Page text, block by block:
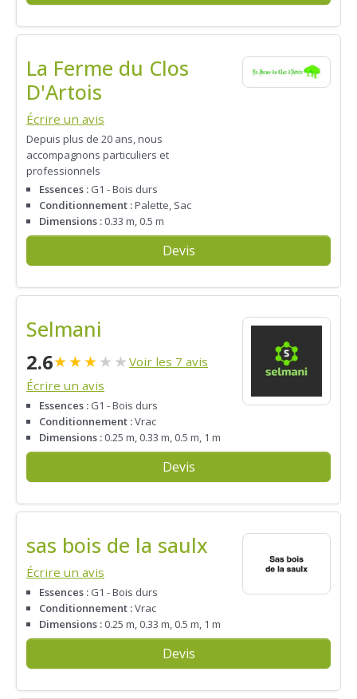
La Ferme du Clos
D'Artois
Écrire un avis
Depuis plus de 20 ans, nous
accompagnons particuliers et
professionnels
Essences : G1 - Bois durs
Conditionnement :Palette, Sac
Dimensions : 0.33 m, 0.5 m
Devis
Selmani
2.6★★★★ ★ Voir les 7 avis
Écrire un avis
Essences : G1 - Bois durs
Conditionnement :Vrac
Dimensions : 0.25 m, 0.33 m, 0.5 m, 1 m
Devis
sas bois de la saulx
Écrire un avis
Essences : G1 - Bois durs
Conditionnement :Vrac
Dimensions : 0.25 m, 0.33 m, 0.5 m, 1 m
Devis